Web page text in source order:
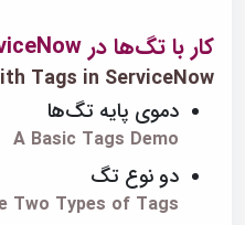
کار با تگ‌ها در ServiceNow
Tags in ServiceNow
دموی پایه تگ‌ها
A Basic Tags Demo
دو نوع تگ
Two Types of Tags